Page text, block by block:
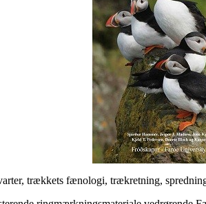
trækkets fænologi, trækretning,